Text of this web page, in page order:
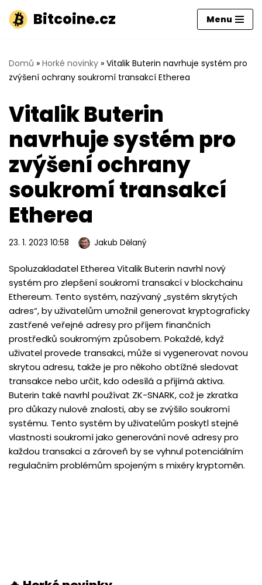
Přeskočit
obsah
Bitcoine.cz Menu
Domů » Horké novinky » Vitalik Buterin navrhuje systém pro
zvýšení ochrany soukromí transakcí Etherea
Vitalik Buterin
navrhuje systém pro
zvýšení ochrany
soukromí transakcí
Etherea
23. 1. 2023 10:58 Jakub Dělaný
Spoluzakladatel Etherea Vitalik Buterin navrhl nový
systém pro zlepšení soukromí transakcí v blockchainu
Ethereum. Tento systém, nazývaný „systém skrytých
adres“, by uživatelům umožnil generovat kryptograficky
zastřené veřejné adresy pro příjem finančních
prostředků soukromým způsobem. Pokaždé, když
uživatel provede transakci, může si vygenerovat novou
skrytou adresu, takže je pro někoho obtížné sledovat
transakce nebo určit, kdo odesílá a přijímá aktiva.
Buterin také navrhl používat ZK-SNARK, což je zkratka
pro důkazy nulové znalosti, aby se zvýšilo soukromí
systému. Tento systém by uživatelům poskytl stejné
vlastnosti soukromí jako generování nové adresy pro
každou transakci a zároveň by se vyhnul potenciálním
regulačním problémům spojeným s mixéry kryptoměn.